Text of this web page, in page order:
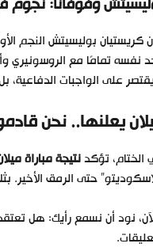
كريستيان بوليسيتش النجم
نفسه تمامًا مع الروسونيري
على الواجبات
يعلنها.. نحن
الختام، تؤكدنتيجة مباراة
حتى الرمق
نود أن نسمع رأيك: هل